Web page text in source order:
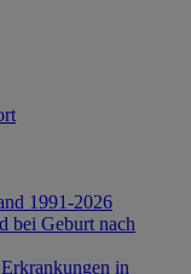
1991-2026
bei Geburt nach
in